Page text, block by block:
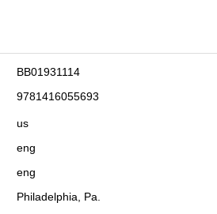
BB01931114
9781416055693
us
eng
eng
Philadelphia, Pa.